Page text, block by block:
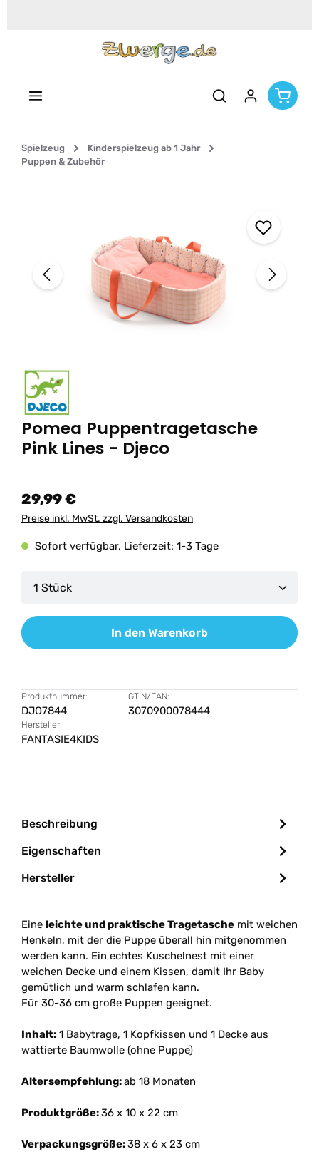
Spielzeug
Kinderspielzeug ab 1 Jahr
Puppen & Zubehör
Pomea Puppentragetasche
Pink Lines - Djeco
29,99 €
Preise inkl. MwSt. zzgl. Versandkosten
Sofort verfügbar, Lieferzeit: 1-3 Tage
Produkt Anzahl: Gib den gewünschten Wert
In den Warenkorb
Produktnummer:
DJO7844
GTIN/EAN:
3070900078444
Hersteller:
FANTASIE4KIDS
Beschreibung
Eigenschaften
Hersteller
Eine leichte und praktische Tragetasche mit weichen
Henkeln, mit der die Puppe überall hin mitgenommen
werden kann. Ein echtes Kuschelnest mit einer
weichen Decke und einem Kissen, damit Ihr Baby
gemütlich und warm schlafen kann.
Für 30-36 cm große Puppen geeignet.
Inhalt: 1 Babytrage, 1 Kopfkissen und 1 Decke aus
wattierte Baumwolle (ohne Puppe)
Altersempfehlung:ab 18 Monaten
Produktgröße:36 x 10 x 22 cm
Verpackungsgröße:38 x 6 x 23 cm